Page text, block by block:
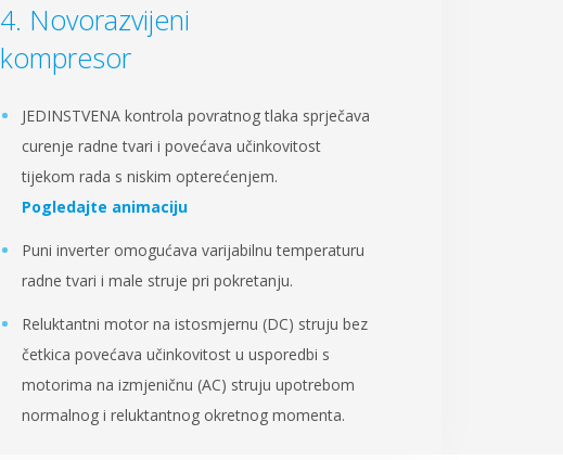
Novorazvijeni
kompresor
JEDINSTVENA kontrola povratnog tlaka sprječava
curenje radne tvari i povećava učinkovitost
tijekom rada s niskim opterećenjem.
Pogledajte animaciju
Puni inverter omogućava varijabilnu temperaturu
radne tvari i male struje pri pokretanju.
Reluktantni motor na istosmjernu (DC) struju bez
četkica povećava učinkovitost u usporedbi s
motorima na izmjeničnu (AC) struju upotrebom
normalnog i reluktantnog okretnog momenta.